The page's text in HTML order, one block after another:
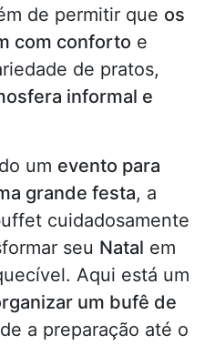
de permitir que os
com conforto e
de pratos,
informal e
um evento para
grande festa, a
cuidadosamente
seu Natal em
Aqui está um
um bufê de
a preparação até o